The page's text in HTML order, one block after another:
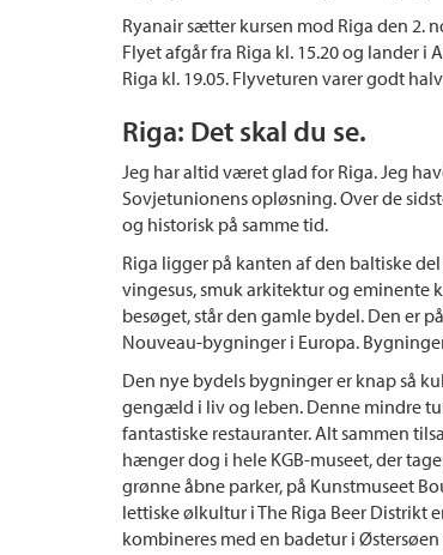
Ryanair sætter kursen mod Riga den 2.
Flyet afgår fra Riga kl. 15.20 og lander i
Riga kl. 19.05. Flyveturen varer godt
Riga: Det skal du se.
Jeg har altid været glad for Riga. Jeg
Sovjetunionens opløsning. Over de
og historisk på samme tid.
Riga ligger på kanten af den baltiske
vingesus, smuk arkitektur og eminente
besøget, står den gamle bydel. Den er
Nouveau-bygninger i Europa.
Den nye bydels bygninger er knap så
gengæld i liv og leben. Denne mindre
fantastiske restauranter. Alt sammen
hænger dog i hele KGB-museet, der
grønne åbne parker, på Kunstmuseet
lettiske ølkultur i The Riga Beer Distrikt
kombineres med en badetur i